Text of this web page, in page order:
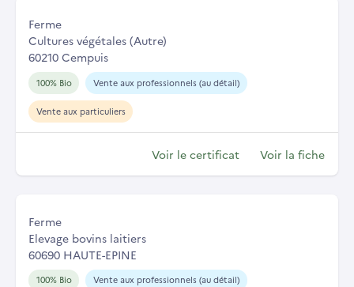
Ferme
Cultures végétales (Autre)
60210 Cempuis
100% Bio Vente aux professionnels (au détail)
Vente aux particuliers
Voir le certificat Voir la fiche
Ferme
Elevage bovins laitiers
60690 HAUTE-EPINE
100% Bio Vente aux professionnels (au détail)